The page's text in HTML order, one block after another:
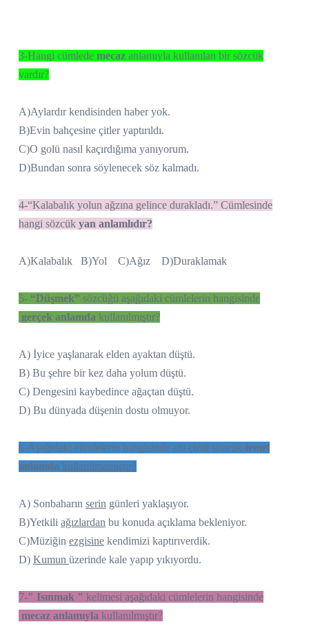
3-Hangi cümlede mecaz anlamıyla kullanılan bir sözcük
vardır?
A)Aylardır kendisinden haber yok.
B)Evin bahçesine çitler yaptırıldı.
C)O golü nasıl kaçırdığıma yanıyorum.
D)Bundan sonra söylenecek söz kalmadı.
4-“Kalabalık yolun ağzına gelince durakladı.” Cümlesinde
hangi sözcük yan anlamlıdır?
A)Kalabalık B)Yol C)Ağız D)Duraklamak
5- “Düşmek” sözcüğü aşağıdaki cümlelerin hangisinde
gerçek anlamda kullanılmıştır?
A) İyice yaşlanarak elden ayaktan düştü.
B) Bu şehre bir kez daha yolum düştü.
C) Dengesini kaybedince ağaçtan düştü.
D) Bu dünyada düşenin dostu olmuyor.
6-Aşağıdaki cümlelerin hangisinde altı çizili sözcük temel
anlamda kullanılmamıştır?
A) Sonbaharın serin günleri yaklaşıyor.
B)Yetkili ağızlardan bu konuda açıklama bekleniyor.
C)Müziğin ezgisine kendimizi kaptırıverdik.
D) Kumun üzerinde kale yapıp yıkıyordu.
7-" Isınmak " kelimesi aşağıdaki cümlelerin hangisinde
mecaz anlamıyla kullanılmıştır?